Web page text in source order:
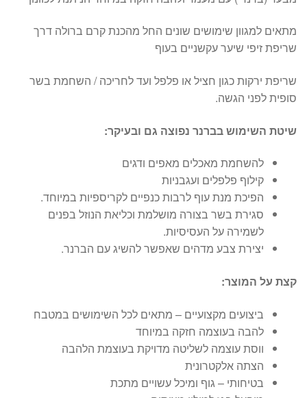
מתאים למגוון שימושים שונים החל מהכנת קרם ברולה דרך
שריפת זיפי שיער עקשניים בעוף
שריפת ירקות כגון חציל או פלפל ועד לחריכה / השחמת בשר
סופית לפני הגשה.
שיטת השימוש בברנר נפוצה גם ובעיקר:
להשחמת מאכלים מאפים ודגים
קילוף פלפלים ועגבניות
הפיכת מנת עוף לרבות כנפיים לקריספיות במיוחד.
סגירת בשר בצורה מושלמת וכליאת הנוזל בפנים
לשמירה על העסיסיות.
יצירת צבע מדהים שאפשר להשיג עם הברנר.
קצת על המוצר:
ביצועים מקצועיים – מתאים לכל השימושים במטבח
להבה בעוצמה חזקה במיוחד
ווסת עוצמה לשליטה מדויקת בעוצמת הלהבה
הצתה אלקטרונית
בטיחותי – גוף ומיכל עשויים מתכת